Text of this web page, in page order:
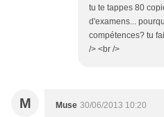
tu te tappes 80
d'examens...
compétences? tu
/> <br />
M Muse 30/06/2013 10:20